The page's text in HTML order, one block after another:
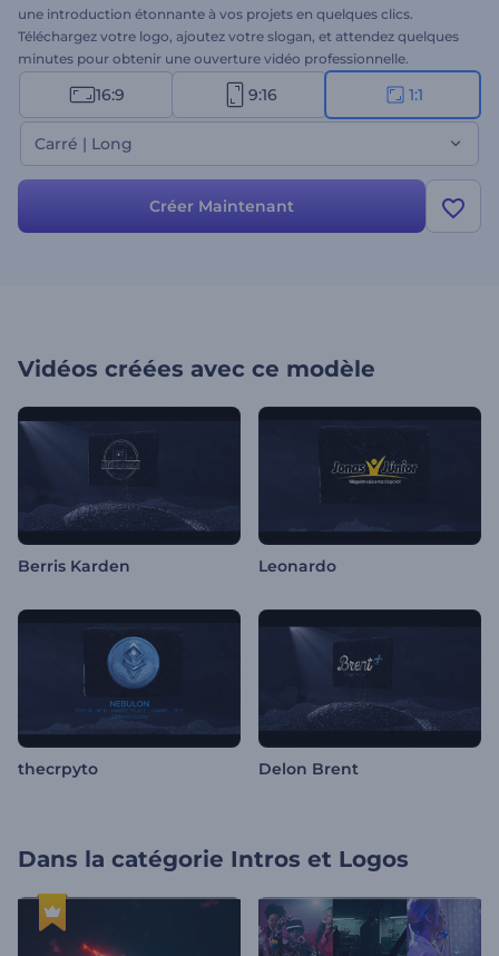
une introduction étonnante à vos projets en quelques clics.
Téléchargez votre logo, ajoutez votre slogan, et attendez quelques
minutes pour obtenir une ouverture vidéo professionnelle.
Parfaitement adapté aux introductions d'entreprises, aux
ouvertures de présentations, aux publicités télévisées et à de
nombreux autres projets de marque. Essayez-le immédiatement et
gratuitement !
16:9 9:16 1:1
Carré | Long
Créer Maintenant
Vidéos créées avec ce modèle
Berris Karden Leonardo
thecrpyto Delon Brent
Dans la catégorie Intros et Logos